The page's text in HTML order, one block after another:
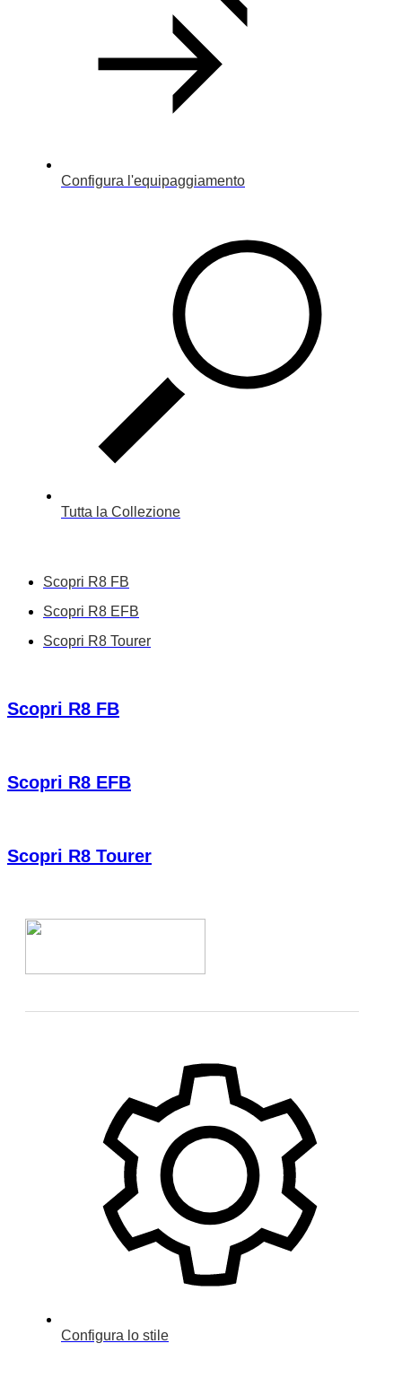
Configura l'equipaggiamento
Tutta la Collezione
Scopri R8 FB
Scopri R8 EFB
Scopri R8 Tourer
Scopri R8 FB
Scopri R8 EFB
Scopri R8 Tourer
Configura lo stile